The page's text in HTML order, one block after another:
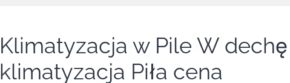
Klimatyzacja w Pile W dechę
klimatyzacja Piła cena